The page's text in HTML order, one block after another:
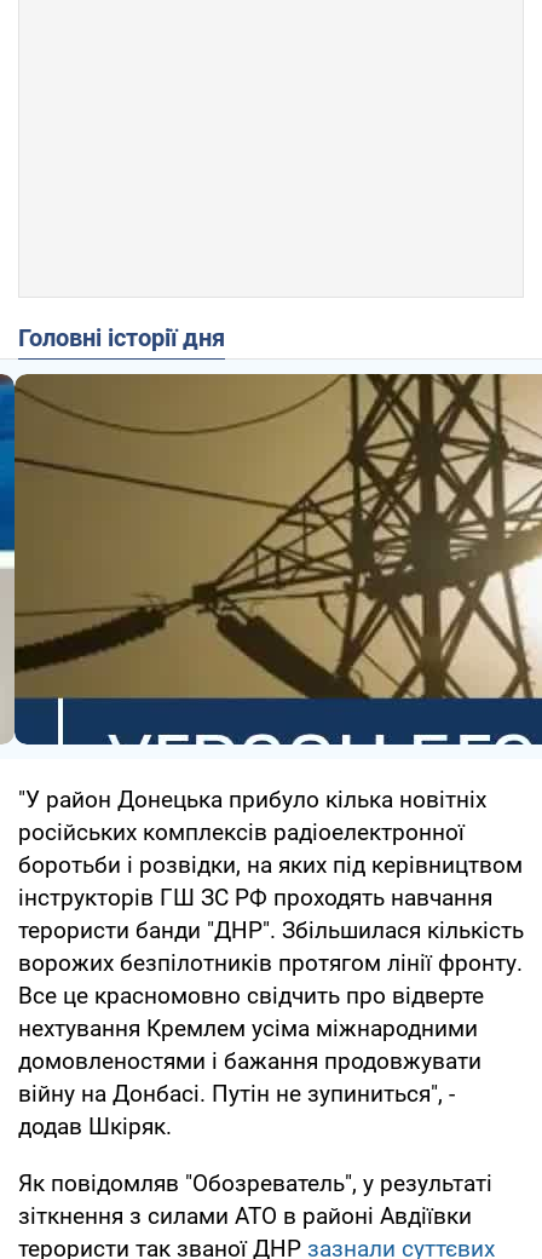
Головні історії дня
"У район Донецька прибуло кілька новітніх
російських комплексів радіоелектронної
боротьби і розвідки, на яких під керівництвом
інструкторів ГШ ЗС РФ проходять навчання
терористи банди "ДНР". Збільшилася кількість
ворожих безпілотників протягом лінії фронту.
Все це красномовно свідчить про відверте
нехтування Кремлем усіма міжнародними
домовленостями і бажання продовжувати
війну на Донбасі. Путін не зупиниться", -
додав Шкіряк.
Як повідомляв "Обозреватель", у результаті
зіткнення з силами АТО в районі Авдіївки
терористи так званої ДНР зазнали суттєвих